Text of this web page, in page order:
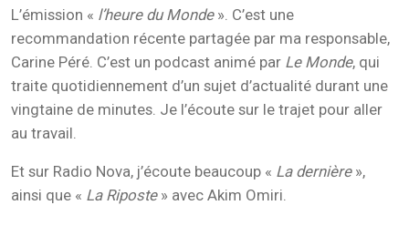
L’émission « l’heure du Monde». C’est une
recommandation récente partagée par ma responsable,
Carine Péré. C’est un podcast animé par Le Monde, qui
traite quotidiennement d’un sujet d’actualité durant une
vingtaine de minutes. Je l’écoute sur le trajet pour aller
au travail.
Et sur Radio Nova, j’écoute beaucoup « La dernière»,
ainsi que « La Riposte» avec Akim Omiri.